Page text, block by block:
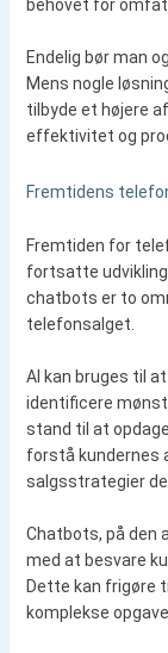
behovet for
Endelig bør man
Mens nogle
tilbyde et højere
effektivitet og
Fremtidens
Fremtiden for
fortsatte
chatbots er to
telefonsalget.
AI kan bruges til
identificere
stand til at
forstå kundernes
salgsstrategier
Chatbots, på den
med at besvare
Dette kan frigøre
komplekse